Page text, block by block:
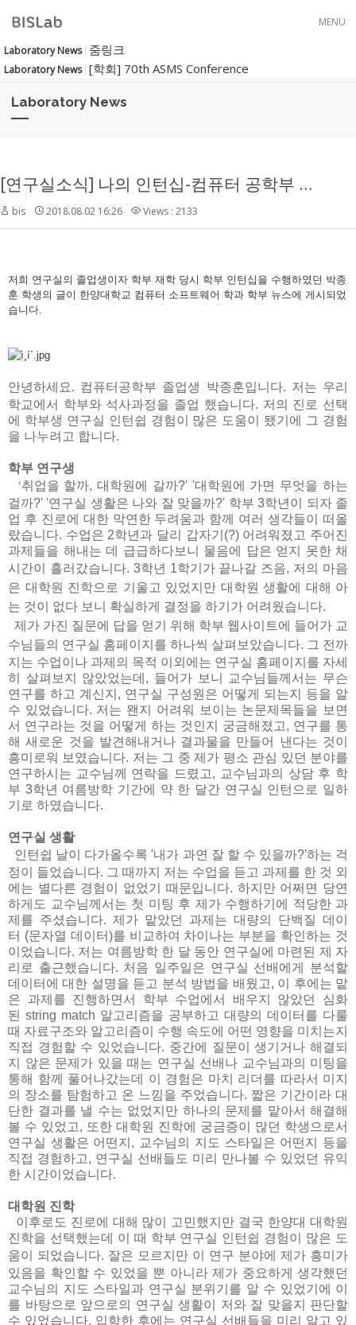
MENU
Laboratory News 줌링크
Laboratory News [학회] 70th ASMS Conference
Laboratory News
[연구실소식] 나의 인턴십-컴퓨터 공학부 졸업생 박종훈
bis 2018.08.02 16:26 Views : 2133
저희 연구실의 졸업생이자 학부 재학 당시 학부 인턴십을 수행하였던 박종
훈 학생의 글이 한양대학교 컴퓨터 소프트웨어 학과 학부 뉴스에 게시되었
습니다.
안녕하세요. 컴퓨터공학부 졸업생 박종훈입니다. 저는 우리
학교에서 학부와 석사과정을 졸업 했습니다. 저의 진로 선택
에 학부생 연구실 인턴쉽 경험이 많은 도움이 됐기에 그 경험
을 나누려고 합니다.
학부 연구생
‘취업을 할까,대학원에 갈까?' '대학원에 가면 무엇을 하는
걸까?' '연구실 생활은 나와 잘 맞을까?' 학부 3학년이 되자 졸
업 후 진로에 대한 막연한 두려움과 함께 여러 생각들이 떠올
랐습니다. 수업은 2학년과 달리 갑자기 (?) 어려워졌고 주어진
과제들을 해내는 데 급급하다보니 물음에 답은 얻지 못한 채
시간이 흘러갔습니다. 3학년 1학기가 끝나갈 즈음, 저의 마음
은 대학원 진학으로 기울고 있었지만 대학원 생활에 대해 아
는 것이 없다 보니 확실하게 결정을 하기가 어려웠습니다.
제가 가진 질문에 답을 얻기 위해 학부 웹사이트에 들어가 교
수님들의 연구실 홈페이지를 하나씩 살펴보았습니다. 그 전까
지는 수업이나 과제의 목적 이외에는 연구실 홈페이지를 자세
히 살펴보지 않았었는데 , 들어가 보니 교수님들께서는 무슨
연구를 하고 계신지 , 연구실 구성원은 어떻게 되는지 등을 알
수 있었습니다. 저는 왠지 어려워 보이는 논문제목들을 보면
서 연구라는 것을 어떻게 하는 것인지 궁금해졌고, 연구를 통
해 새로운 것을 발견해내거나 결과물을 만들어 낸다는 것이
흥미로워 보였습니다. 저는 그 중 제가 평소 관심 있던 분야를
연구하시는 교수님께 연락을 드렸고, 교수님과의 상담 후 학
부 3학년 여름방학 기간에 약 한 달간 연구실 인턴으로 일하
기로 하였습니다.
연구실 생활
인턴쉽 날이 다가올수록 '내가 과연 잘 할 수 있을까?'하는 걱
정이 들었습니다. 그 때까지 저는 수업을 듣고 과제를 한 것 외
에는 별다른 경험이 없었기 때문입니다. 하지만 어쩌면 당연
하게도 교수님께서는 첫 미팅 후 제가 수행하기에 적당한 과
제를 주셨습니다. 제가 맡았던 과제는 대량의 단백질 데이
터 (문자열 데이터)를 비교하여 차이나는 부분을 확인하는 것
이었습니다. 저는 여름방학 한 달 동안 연구실에 마련된 제 자
리로 출근했습니다. 처음 일주일은 연구실 선배에게 분석할
데이터에 대한 설명을 듣고 분석 방법을 배웠고, 이 후에는 맡
은 과제를 진행하면서 학부 수업에서 배우지 않았던 심화
된 string match 알고리즘을 공부하고 대량의 데이터를 다룰
때 자료구조와 알고리즘이 수행 속도에 어떤 영향을 미치는지
직접 경험할 수 있었습니다. 중간에 질문이 생기거나 해결되
지 않은 문제가 있을 때는 연구실 선배나 교수님과의 미팅을
통해 함께 풀어나갔는데 이 경험은 마치 리더를 따라서 미지
의 장소를 탐험하고 온 느낌을 주었습니다. 짧은 기간이라 대
단한 결과를 낼 수는 없었지만 하나의 문제를 맡아서 해결해
볼 수 있었고, 또한 대학원 진학에 궁금증이 많던 학생으로서
연구실 생활은 어떤지 , 교수님의 지도 스타일은 어떤지 등을
직접 경험하고, 연구실 선배들도 미리 만나볼 수 있었던 유익
한 시간이었습니다.
대학원 진학
이후로도 진로에 대해 많이 고민했지만 결국 한양대 대학원
진학을 선택했는데 이 때 학부 연구실 인턴쉽 경험이 많은 도
움이 되었습니다. 잘은 모르지만 이 연구 분야에 제가 흥미가
있음을 확인할 수 있었을 뿐 아니라 제가 중요하게 생각했던
교수님의 지도 스타일과 연구실 분위기를 알 수 있었기에 이
를 바탕으로 앞으로의 연구실 생활이 저와 잘 맞을지 판단할
수 있었습니다. 입학한 후에는 연구실 선배들을 미리 알고 있